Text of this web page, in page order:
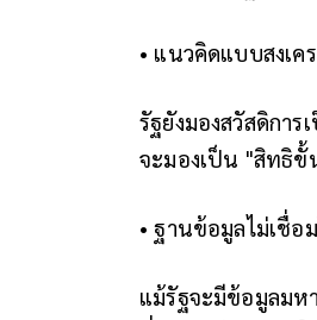
• แนวคิดแบบสงเค
รัฐยังมองสวัสดิกา
จะมองเป็น "สิทธิขั้
• ฐานข้อมูลไม่เชื่อ
แม้รัฐจะมีข้อมูลมห